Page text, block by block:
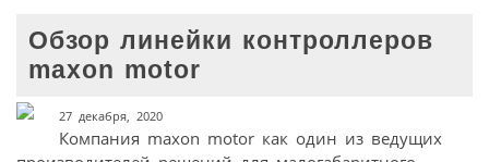
Обзор линейки контроллеров
maxon motor
27 декабря, 2020
Компания maxon motor как один из ведущих